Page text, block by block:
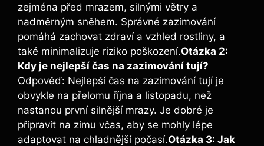
zejména před mrazem, silnými větry a
nadměrným sněhem. Správné zazimování
pomáhá zachovat zdraví a vzhled rostliny, a
také minimalizuje riziko poškození.Otázka 2:
Kdy je nejlepší čas na zazimování tují?
Odpověď: Nejlepší čas na zazimování tují je
obvykle na přelomu října a listopadu, než
nastanou první silnější mrazy. Je dobré je
připravit na zimu včas, aby se mohly lépe
adaptovat na chladnější počasí.Otázka 3: Jak